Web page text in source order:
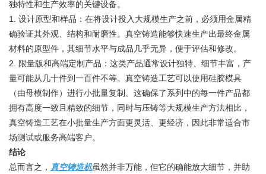
独特性和生产效率的关键设备。
1. 设计原型和样品：在将设计投入大规模生产之前，必须用金属精
确验证其外观、结构和耐磨性。真空铸造能够快速生产出最终金属
材料的原型件，其细节水平与成品几乎无异，便于评估和修改。
2. 限量版和高端定制产品：这类产品通常设计独特、细节丰富，产
量可能从几十件到一百件不等。真空铸造工艺可以使用硅胶模具
（由母模制作）进行小批量复制。这确保了系列中的每一件产品都
拥有高度一致且精致的细节，同时与压铸等大规模生产方法相比，
真空铸造工艺在小批量生产方面更灵活、更经济，因此非常适合市
场测试或服务高端客户。
结论
总而言之， 真空铸造机虽然并非万能，但它的确能放大细节，并助